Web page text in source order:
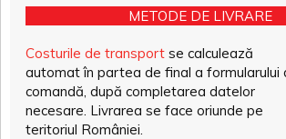
METODE DE LIVRARE
Costurile de transport se calculează
automat în partea de final a formularului
comandă, după completarea datelor
necesare. Livrarea se face oriunde pe
teritoriul României.